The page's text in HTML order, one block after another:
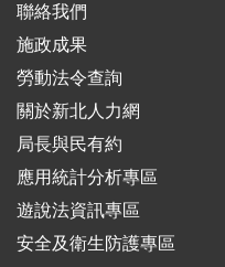
聯絡我們
施政成果
勞動法令查詢
關於新北人力網
局長與民有約
應用統計分析專區
遊說法資訊專區
安全及衛生防護專區